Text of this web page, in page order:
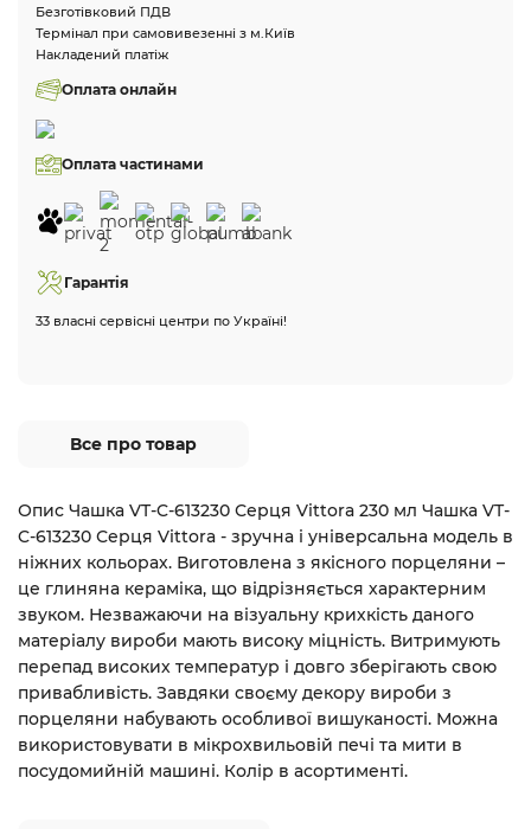
Безготівковий ПДВ
Термінал при самовивезенні з м.Київ
Накладений платіж
Оплата онлайн
Оплата частинами
Гарантія
33 власні сервісні центри по Україні!
Все про товар
Опис Чашка VT-C-613230 Серця Vittora 230 мл Чашка VT-
C-613230 Серця Vittora - зручна і універсальна модель в
ніжних кольорах. Виготовлена з якісного порцеляни –
це глиняна кераміка, що відрізняється характерним
звуком. Незважаючи на візуальну крихкість даного
матеріалу вироби мають високу міцність. Витримують
перепад високих температур і довго зберігають свою
привабливість. Завдяки своєму декору вироби з
порцеляни набувають особливої вишуканості. Можна
використовувати в мікрохвильовій печі та мити в
посудомийній машині. Колір в асортименті.